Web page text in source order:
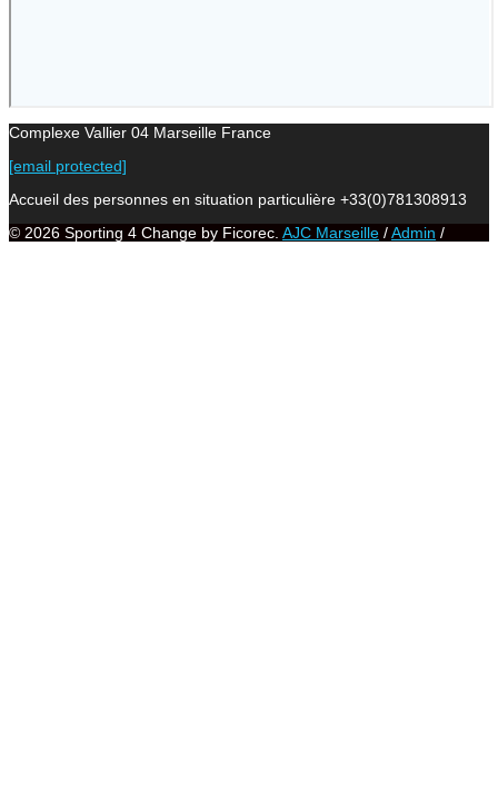
Complexe Vallier 04 Marseille France
[email protected]
Accueil des personnes en situation particulière +33(0)781308913
© 2026 Sporting 4 Change by Ficorec. AJC Marseille /Admin /